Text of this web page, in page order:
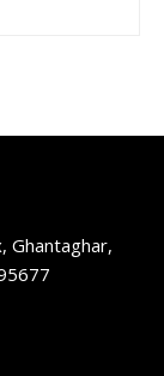
Ghantaghar,